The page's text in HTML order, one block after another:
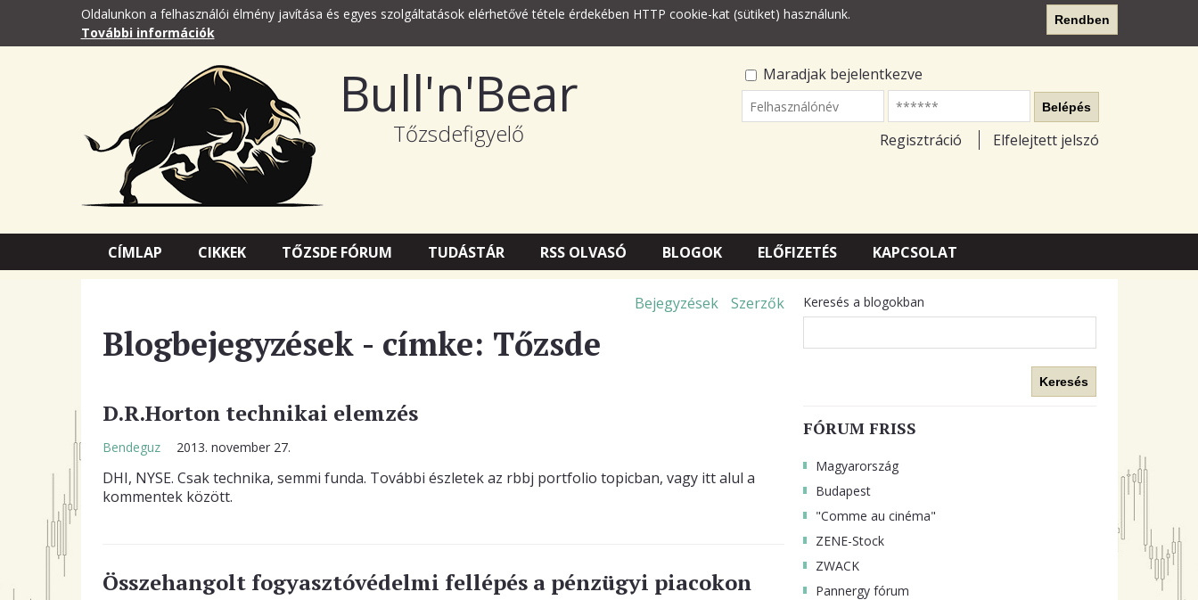
Oldalunkon a felhasználói élmény javítása és egyes szolgáltatások elérhetővé tétele érdekében HTTP cookie-kat (sütiket) használunk.
További információk
Rendben
Bull'n'Bear
Tőzsdefigyelő
Maradjak bejelentkezve
Felhasználónév
Belépés
Regisztráció Elfelejtett jelszó
CÍMLAP CIKKEK TŐZSDE FÓRUM TUDÁSTÁR RSS OLVASÓ BLOGOK ELŐFIZETÉS KAPCSOLAT
Bejegyzések Szerzők
Blogbejegyzések - címke: Tőzsde
D.R.Horton technikai elemzés
Bendeguz 2013. november 27.
DHI, NYSE. Csak technika, semmi funda. További észletek az rbbj portfolio topicban, vagy itt alul a
kommentek között.
Összehangolt fogyasztóvédelmi fellépés a pénzügyi piacokon
Keresés a blogokban
Keresés
FÓRUM FRISS
Magyarország
Budapest
"Comme au cinéma"
ZENE-Stock
ZWACK
Pannergy fórum